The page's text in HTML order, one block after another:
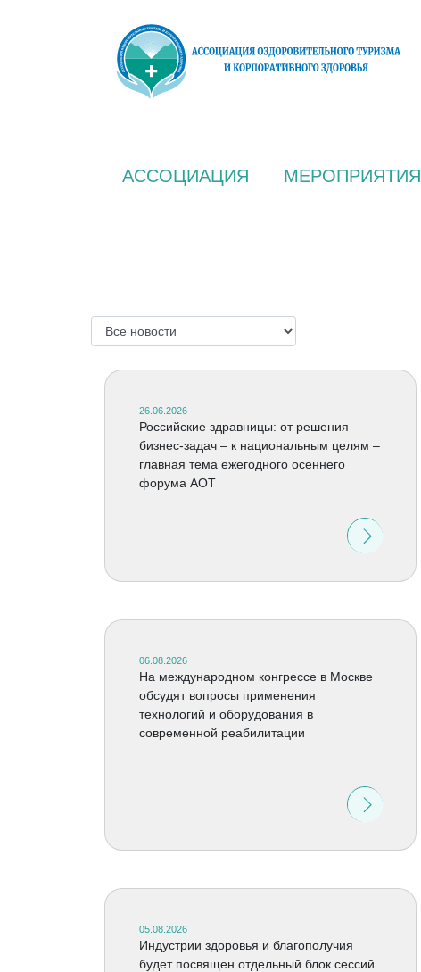
АССОЦИАЦИЯ МЕРОПРИЯТИЯ
26.06.2026
Российские здравницы: от решения
бизнес-задач – к национальным целям –
главная тема ежегодного осеннего
форума АОТ
06.08.2026
На международном конгрессе в Москве
обсудят вопросы применения
технологий и оборудования в
современной реабилитации
05.08.2026
Индустрии здоровья и благополучия
будет посвящен отдельный блок сессий